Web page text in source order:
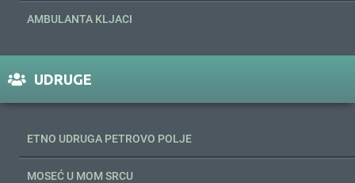
AMBULANTA KLJACI
UDRUGE
ETNO UDRUGA PETROVO POLJE
MOSEĆ U MOM SRCU